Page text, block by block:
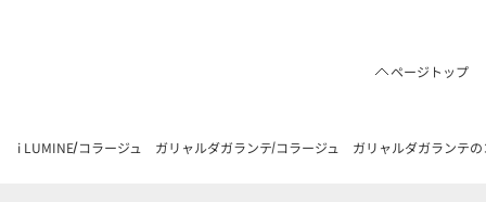
ページトップ
i LUMINE コラージュ ガリャルダガランテ コラージュ ガリャルダガランテ